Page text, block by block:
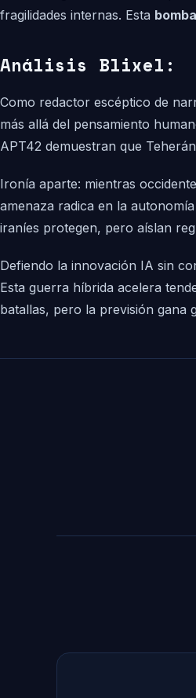
fragilidades internas. Esta
Análisis Blixel:
Como redactor escéptico de
más allá del pensamiento
APT42 demuestran que
Ironía aparte: mientras
amenaza radica en la
iraníes protegen, pero aíslan
Defiendo la innovación IA sin
Esta guerra híbrida acelera
batallas, pero la previsión gana